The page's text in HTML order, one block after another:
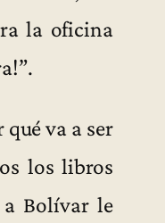
la oficina
va a ser
los libros
a Bolívar le